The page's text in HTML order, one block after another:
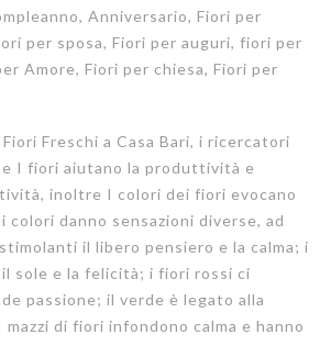
Anniversario, Fiori per
per sposa, Fiori per auguri, fiori per
Amore, Fiori per chiesa, Fiori per
Freschi a Casa Bari, i ricercatori
I fiori aiutano la produttività e
inoltre I colori dei fiori evocano
colori danno sensazioni diverse, ad
il libero pensiero e la calma; i
sole e la felicità; i fiori rossi ci
passione; il verde è legato alla
di fiori infondono calma e hanno